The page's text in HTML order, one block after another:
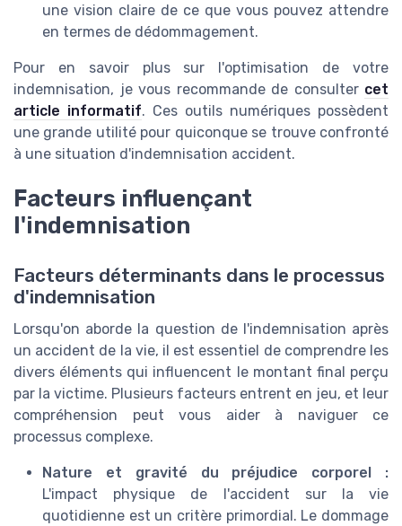
une vision claire de ce que vous pouvez attendre
en termes de dédommagement.
Pour en savoir plus sur l'optimisation de votre
indemnisation, je vous recommande de consulter cet
article informatif. Ces outils numériques possèdent
une grande utilité pour quiconque se trouve confronté
à une situation d'indemnisation accident.
Facteurs influençant
l'indemnisation
Facteurs déterminants dans le processus
d'indemnisation
Lorsqu'on aborde la question de l'indemnisation après
un accident de la vie, il est essentiel de comprendre les
divers éléments qui influencent le montant final perçu
par la victime. Plusieurs facteurs entrent en jeu, et leur
compréhension peut vous aider à naviguer ce
processus complexe.
Nature et gravité du préjudice corporel :
L'impact physique de l'accident sur la vie
quotidienne est un critère primordial. Le dommage